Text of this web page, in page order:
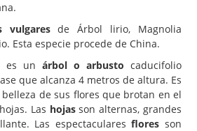
vulgaresde Árbol lirio, Magnolia
Esta especie procede de China.
es un árbol o arbusto caducifolio
que alcanza 4 metros de altura. Es
de sus flores que brotan en el
Las hojasson alternas, grandes
Las espectacularesflores son